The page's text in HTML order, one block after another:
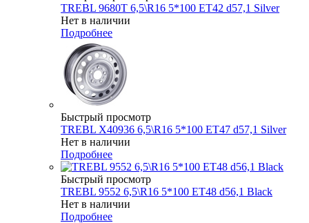
TREBL 9680T 6,5\R16 5*100 ET42 d57,1 Silver
Нет в наличии
Подробнее
Быстрый просмотр
TREBL X40936 6,5\R16 5*100 ET47 d57,1 Silver
Нет в наличии
Подробнее
Быстрый просмотр
TREBL 9552 6,5\R16 5*100 ET48 d56,1 Black
Нет в наличии
Подробнее